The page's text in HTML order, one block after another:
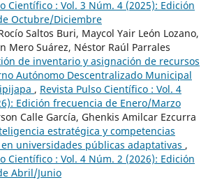
Científico : Vol. 3 Núm. 4 (2025): Edición
Octubre/Diciembre
Saltos Buri, Maycol Yair León Lozano,
Mero Suárez, Néstor Raúl Parrales
de inventario y asignación de recursos
Autónomo Descentralizado Municipal
, Revista Pulso Científico : Vol. 4
Edición frecuencia de Enero/Marzo
Calle García, Ghenkis Amilcar Ezcurra
estratégica y competencias
universidades públicas adaptativas ,
Científico : Vol. 4 Núm. 2 (2026): Edición
Abril/Junio